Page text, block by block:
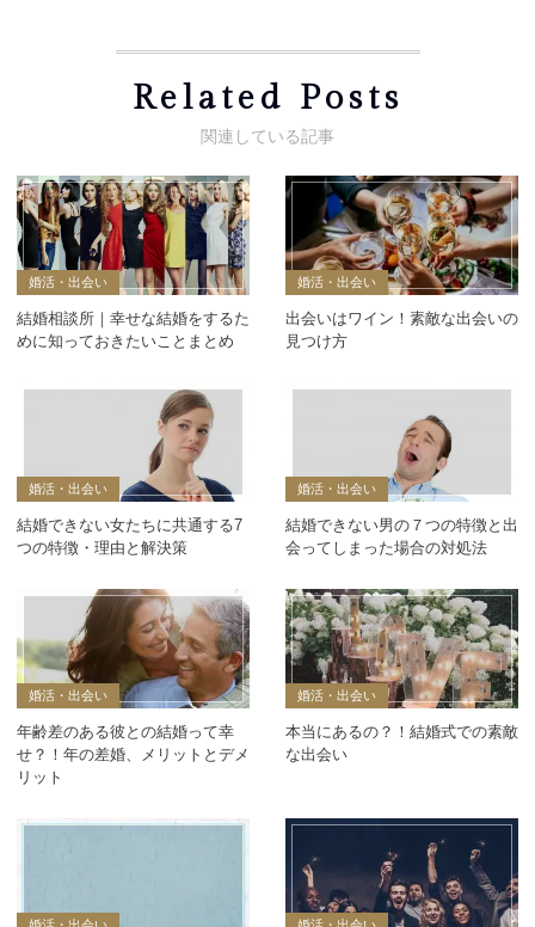
Related Posts
婚活・出会い
結婚相談所｜幸せな結婚をするた
めに知っておきたいことまとめ
婚活・出会い
出会いはワイン！素敵な出会いの
見つけ方
婚活・出会い
結婚できない女たちに共通する7
つの特徴・理由と解決策
婚活・出会い
結婚できない男の７つの特徴と出
会ってしまった場合の対処法
婚活・出会い
年齢差のある彼との結婚って幸
せ？！年の差婚、メリットとデメ
リット
婚活・出会い
本当にあるの？！結婚式での素敵
な出会い